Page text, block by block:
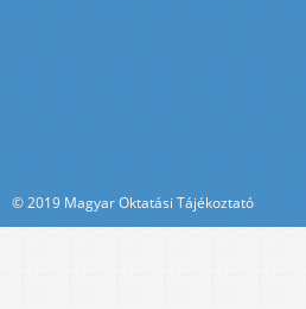
© 2019 Magyar Oktatási Tájékoztató